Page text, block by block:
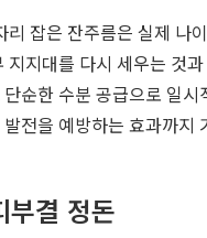
잡은 잔주름은 실제
지대를 다시 세우는 것
순한 수분 공급으로 일
전을 예방하는 효과까지
결 정돈